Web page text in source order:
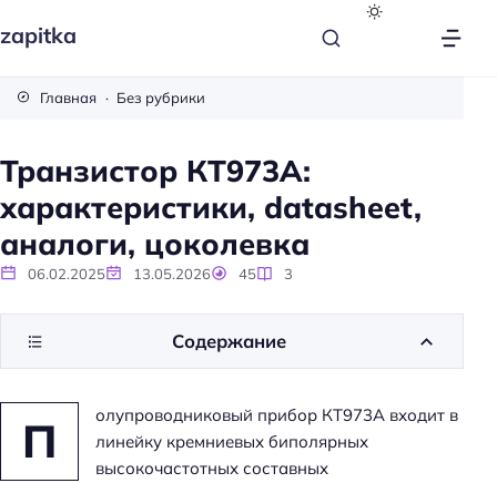
zapitka
Главная Без рубрики
Транзистор КТ973А:
характеристики, datasheet,
аналоги, цоколевка
06.02.2025 13.05.2026 45 3
П
олупроводниковый прибор КТ973А входит в
линейку кремниевых биполярных
высокочастотных составных
Содержание